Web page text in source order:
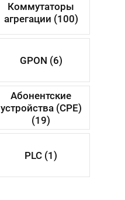
Коммутаторы
агрегации (100)
GPON (6)
Абонентские
устройства (CPE)
(19)
PLC (1)